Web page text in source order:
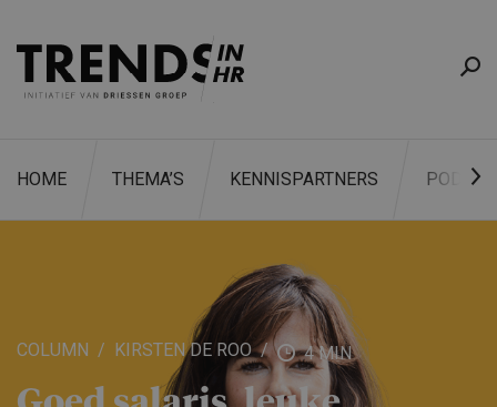
HOME THEMA’S KENNISPARTNERS
ZOEKEN
COLUMN KIRSTEN DE ROO 4 MIN